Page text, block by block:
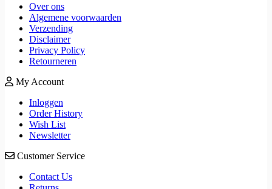
Over ons
Algemene voorwaarden
Verzending
Disclaimer
Privacy Policy
Retourneren
My Account
Inloggen
Order History
Wish List
Newsletter
Customer Service
Contact Us